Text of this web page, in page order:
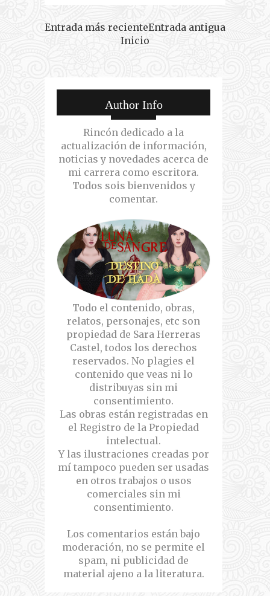
Entrada más recienteEntrada antigua
Inicio
Author Info
Rincón dedicado a la
actualización de información,
noticias y novedades acerca de
mi carrera como escritora.
Todos sois bienvenidos y
comentar.
Todo el contenido, obras,
relatos, personajes, etc son
propiedad de Sara Herreras
Castel, todos los derechos
reservados. No plagies el
contenido que veas ni lo
distribuyas sin mi
consentimiento.
Las obras están registradas en
el Registro de la Propiedad
intelectual.
Y las ilustraciones creadas por
mí tampoco pueden ser usadas
en otros trabajos o usos
comerciales sin mi
consentimiento.
Los comentarios están bajo
moderación, no se permite el
spam, ni publicidad de
material ajeno a la literatura.